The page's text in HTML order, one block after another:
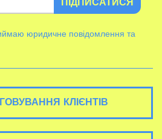
юридичне повідомлення та
КЛІЄНТІВ